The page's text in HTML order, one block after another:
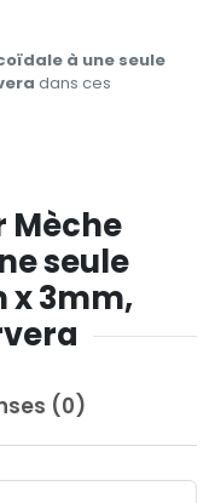
à une seule
dans ces
Mèche
seule
x 3mm,
(0)